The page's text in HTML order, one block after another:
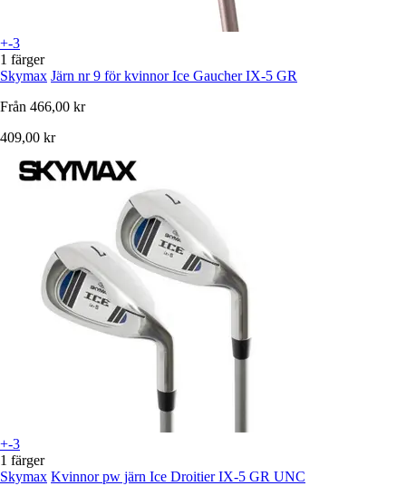
+-3
1 färger
Skymax Järn nr 9 för kvinnor Ice Gaucher IX-5 GR
Från 466,00 kr
409,00 kr
+-3
1 färger
Skymax Kvinnor pw järn Ice Droitier IX-5 GR UNC